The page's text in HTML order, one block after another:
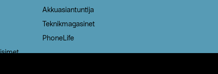
Akkuasiantuntija
Teknikmagasinet
PhoneLife